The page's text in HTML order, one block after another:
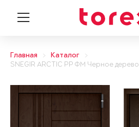
Главная
Каталог
SNEGIR ARCTIC PP ФМ Черное дерево